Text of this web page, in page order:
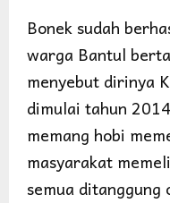
Bonek sudah
warga Bantul
menyebut dirinya
dimulai tahun
memang hobi
masyarakat
semua ditanggung